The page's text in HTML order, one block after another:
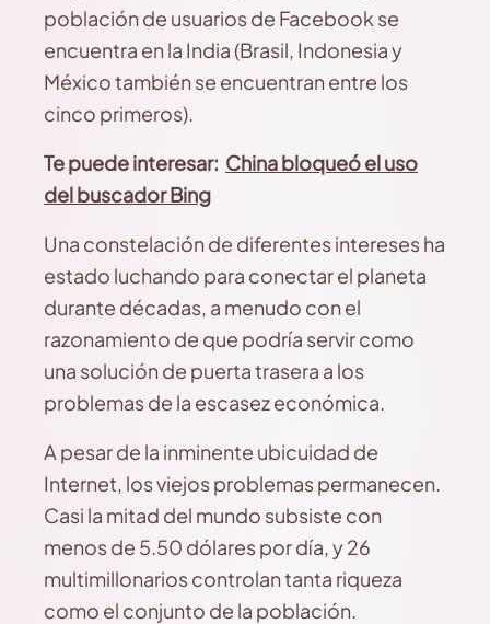
población de usuarios de Facebook se
encuentra en la India (Brasil, Indonesia y
México también se encuentran entre los
cinco primeros).
Te puede interesar: China bloqueó el uso
del buscador Bing
Una constelación de diferentes intereses ha
estado luchando para conectar el planeta
durante décadas, a menudo con el
razonamiento de que podría servir como
una solución de puerta trasera a los
problemas de la escasez económica.
A pesar de la inminente ubicuidad de
Internet, los viejos problemas permanecen.
Casi la mitad del mundo subsiste con
menos de 5.50 dólares por día, y 26
multimillonarios controlan tanta riqueza
como el conjunto de la población.